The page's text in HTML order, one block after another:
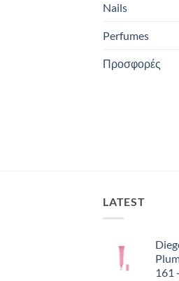
Nails
Perfumes
Προσφορές
LATEST
161